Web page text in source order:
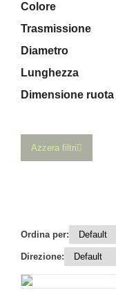
Colore
Trasmissione
Diametro
Lunghezza
Dimensione ruota
Azzera filtri
Ordina per:
Direzione: